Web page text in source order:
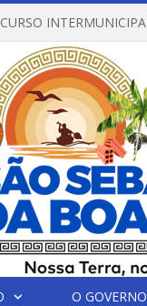
O GOVERNO